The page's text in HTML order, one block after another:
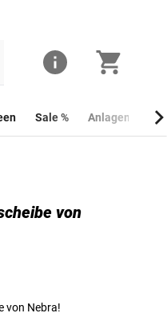
Sale % Anlagemünzen
von
von Nebra!